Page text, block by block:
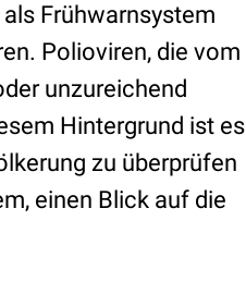
Frühwarnsystem
Polioviren, die vom
unzureichend
Hintergrund ist es
zu überprüfen
einen Blick auf die